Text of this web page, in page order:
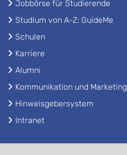
Jobbörse für Studierende
Studium von A-Z: GuideMe
Schulen
Karriere
Alumni
Kommunikation und Marketing
Hinweisgebersystem
Intranet